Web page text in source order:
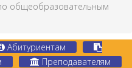
общеобразовательным
Абитуриентам
Преподавателям